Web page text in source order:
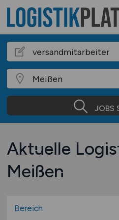
JOBS
Aktuelle
Meißen
Bereich